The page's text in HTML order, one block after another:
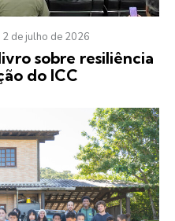
2 de julho de 2026
sobre resiliência
do ICC